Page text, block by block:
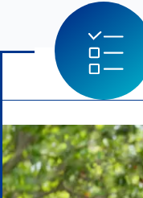
法